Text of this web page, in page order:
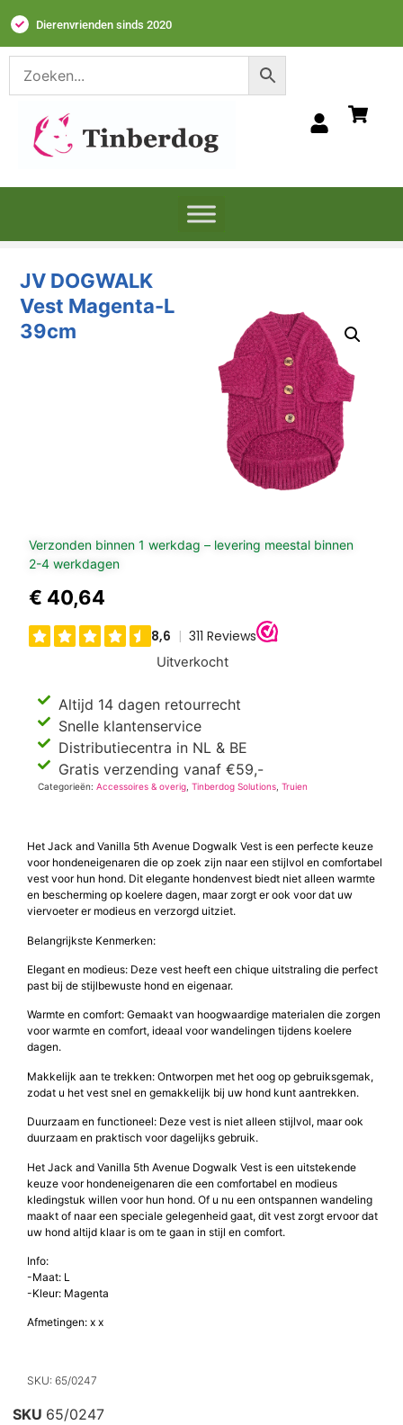
Dierenvrienden sinds 2020
JV DOGWALK
Vest Magenta-L
39cm
Verzonden binnen 1 werkdag – levering meestal binnen
2-4 werkdagen
€ 40,64
Uitverkocht
Altijd 14 dagen retourrecht
Snelle klantenservice
Distributiecentra in NL & BE
Gratis verzending vanaf €59,-
Categorieën:Accessoires & overig ,Tinberdog Solutions ,Truien
Het Jack and Vanilla 5th Avenue Dogwalk Vest is een perfecte keuze
voor hondeneigenaren die op zoek zijn naar een stijlvol en comfortabel
vest voor hun hond. Dit elegante hondenvest biedt niet alleen warmte
en bescherming op koelere dagen, maar zorgt er ook voor dat uw
viervoeter er modieus en verzorgd uitziet.
Belangrijkste Kenmerken:
Elegant en modieus: Deze vest heeft een chique uitstraling die perfect
past bij de stijlbewuste hond en eigenaar.
Warmte en comfort: Gemaakt van hoogwaardige materialen die zorgen
voor warmte en comfort, ideaal voor wandelingen tijdens koelere
dagen.
Makkelijk aan te trekken: Ontworpen met het oog op gebruiksgemak,
zodat u het vest snel en gemakkelijk bij uw hond kunt aantrekken.
Duurzaam en functioneel: Deze vest is niet alleen stijlvol, maar ook
duurzaam en praktisch voor dagelijks gebruik.
Het Jack and Vanilla 5th Avenue Dogwalk Vest is een uitstekende
keuze voor hondeneigenaren die een comfortabel en modieus
kledingstuk willen voor hun hond. Of u nu een ontspannen wandeling
maakt of naar een speciale gelegenheid gaat, dit vest zorgt ervoor dat
uw hond altijd klaar is om te gaan in stijl en comfort.
Info:
-Maat: L
-Kleur: Magenta
Afmetingen: x x
SKU: 65/0247
SKU 65/0247